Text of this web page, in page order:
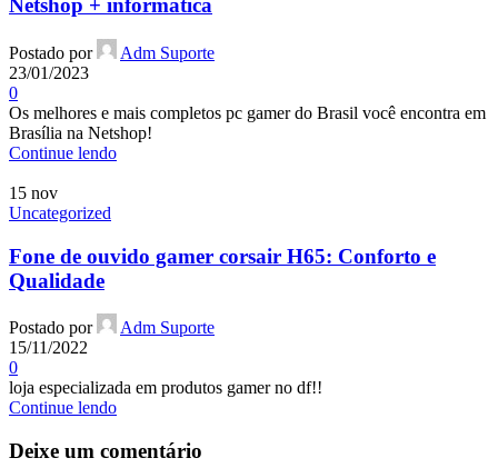
Netshop + informática
Postado por
Adm Suporte
23/01/2023
0
Os melhores e mais completos pc gamer do Brasil você encontra em
Brasília na Netshop!
Continue lendo
15 nov
Uncategorized
Fone de ouvido gamer corsair H65: Conforto e
Qualidade
Postado por
Adm Suporte
15/11/2022
0
loja especializada em produtos gamer no df!!
Continue lendo
Deixe um comentário